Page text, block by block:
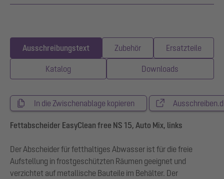
Ausschreibungstext Zubehör Ersatzteile
Katalog Downloads
In die Zwischenablage kopieren
Fettabscheider EasyClean free NS 15, Auto Mix, links
Der Abscheider für fetthaltiges Abwasser ist für die freie
Aufstellung in frostgeschützten Räumen geeignet und
verzichtet auf metallische Bauteile im Behälter. Der